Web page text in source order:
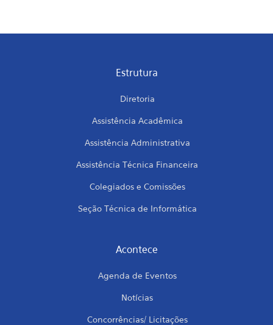
Estrutura
Diretoria
Assistência Acadêmica
Assistência Administrativa
Assistência Técnica Financeira
Colegiados e Comissões
Seção Técnica de Informática
Acontece
Agenda de Eventos
Notícias
Concorrências/ Licitações